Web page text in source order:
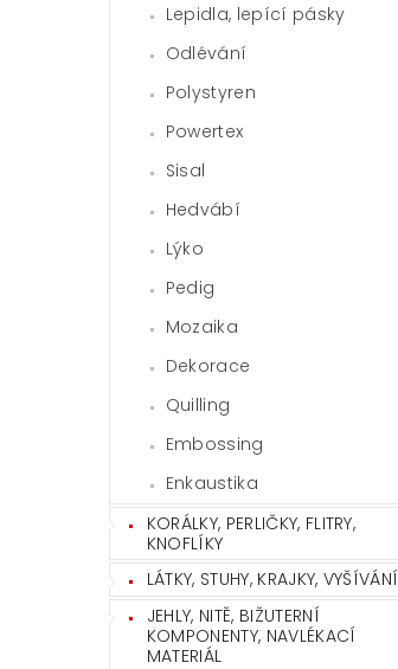
Lepidla, lepící pásky
Odlévání
Polystyren
Powertex
Sisal
Hedvábí
Lýko
Pedig
Mozaika
Dekorace
Quilling
Embossing
Enkaustika
KORÁLKY, PERLIČKY, FLITRY,
KNOFLÍKY
LÁTKY, STUHY, KRAJKY, VYŠÍVÁNÍ
JEHLY, NITĚ, BIŽUTERNÍ
KOMPONENTY, NAVLÉKACÍ
MATERIÁL